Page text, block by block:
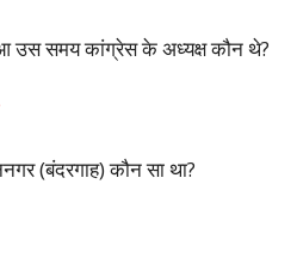
उस समय कांग्रेस के अध्यक्ष कौन थे?
(बंदरगाह) कौन सा था?